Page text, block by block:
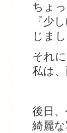
ちょ
『少
じま
それ
私は
後日
綺麗